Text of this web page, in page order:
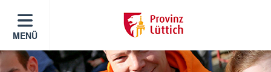
MENÜ